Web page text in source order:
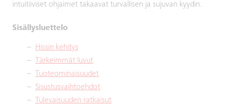
intuitiiviset ohjaimet takaavat turvallisen ja sujuvan kyydin.
Sisällysluettelo
Hissin kehitys
Tärkeimmät luvut
Tuoteominaisuudet
Sisustusvaihtoehdot
Tulevaisuuden ratkaisut